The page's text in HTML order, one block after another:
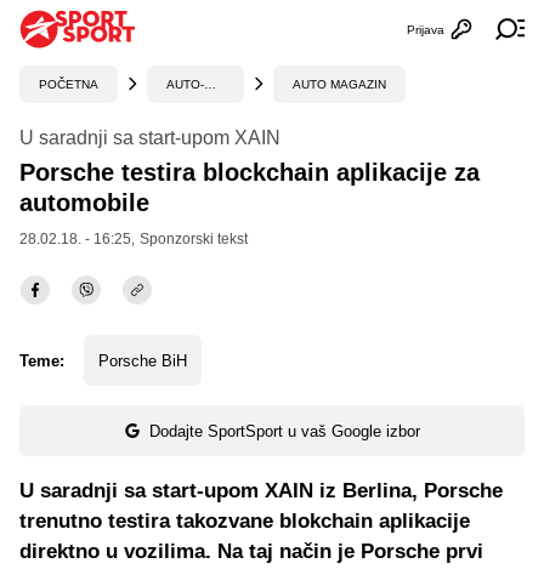
Otvori
Prijava
POČETNA AUTO MAGAZIN
U saradnji sa start-upom XAIN
Porsche testira blockchain aplikacije za
automobile
28.02.18. - 16:25, Sponzorski tekst
Teme: Porsche BiH
Dodajte SportSport u vaš Google izbor
U saradnji sa start-upom XAIN iz Berlina, Porsche
trenutno testira takozvane blokchain aplikacije
direktno u vozilima. Na taj način je Porsche prvi